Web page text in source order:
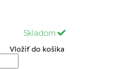
Skladom
Vložiť do košíka